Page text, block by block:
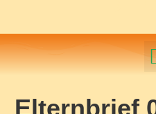
Elternbrief